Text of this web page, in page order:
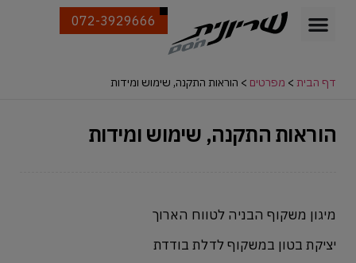
072-3929666
דף הבית > מפרטים > הוראות התקנה, שימוש ומידות
הוראות התקנה, שימוש ומידות
מיגון משקוף הבניה לטווח הארוך
יציקת בטון במשקוף לדלת בודדת